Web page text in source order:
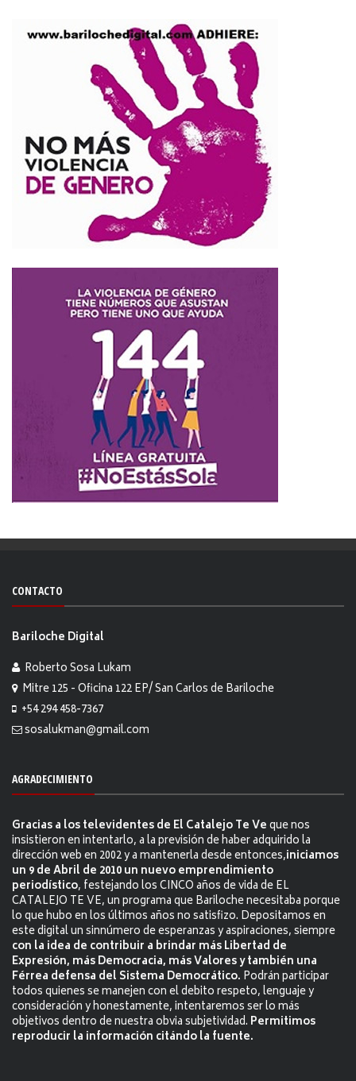
CONTACTO
Bariloche Digital
Roberto Sosa Lukam
Mitre 125 - Oficina 122 EP/ San Carlos de Bariloche
+54 294 458-7367
sosalukman@gmail.com
AGRADECIMIENTO
Gracias a los televidentes de El Catalejo Te Veque nos
insistieron en intentarlo, a la previsión de haber adquirido la
dirección web en 2002 y a mantenerla desde entonces,iniciamos
un 9 de Abril de 2010 un nuevo emprendimiento
periodístico, festejando los CINCO años de vida de EL
CATALEJO TE VE, un programa que Bariloche necesitaba porque
lo que hubo en los últimos años no satisfizo. Depositamos en
este digital un sinnúmero de esperanzas y aspiraciones, siempre
con la idea de contribuir a brindar más Libertad de
Expresión, más Democracia, más Valores y también una
Férrea defensa del Sistema Democrático. Podrán participar
todos quienes se manejen con el debito respeto, lenguaje y
consideración y honestamente, intentaremos ser lo más
objetivos dentro de nuestra obvia subjetividad. Permitimos
reproducir la información citándo la fuente.